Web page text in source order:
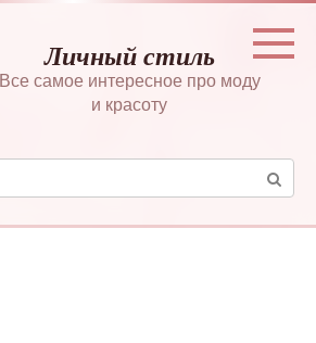
Личный стиль
Все самое интересное про моду
и красоту